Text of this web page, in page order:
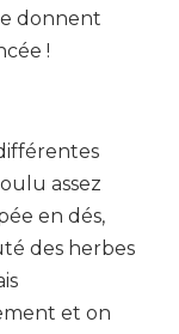
donnent
!
assez
en dés,
des herbes
et on